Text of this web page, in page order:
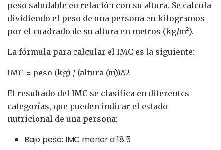
peso saludable en relación con su altura. Se calcula
dividiendo el peso de una persona en kilogramos
por el cuadrado de su altura en metros (kg/m²).
La fórmula para calcular el IMC es la siguiente:
IMC = peso (kg) / (altura (m))^2
El resultado del IMC se clasifica en diferentes
categorías, que pueden indicar el estado
nutricional de una persona:
Bajo peso: IMC menor a 18.5